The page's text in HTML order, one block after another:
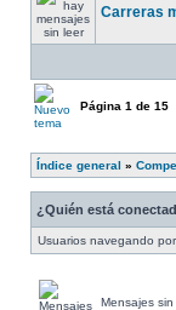
Carreras
Página 1 de 15
Índice general »
¿Quién está
Usuarios navegando
Mensajes sin